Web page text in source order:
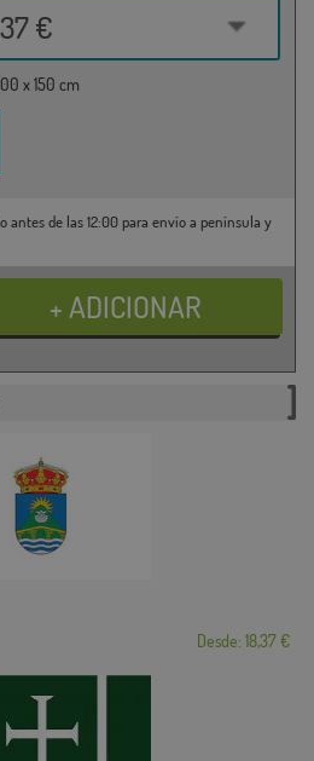
€
x 150 cm
antes de las 12:00 para envío a península y
Desde: 18,37 €